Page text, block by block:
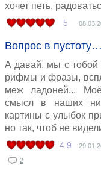
хочет петь,
5
Вопрос в пустоту…
А давай, мы с тобой
рифмы и фразы,
меж ладоней...
смысл в наших
картины с улыбок
но так, чтоб не
4.9
2